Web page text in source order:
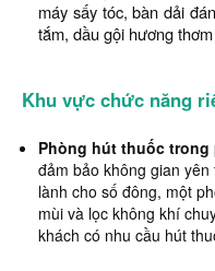
máy sấy tóc, bàn dải
tắm, dầu gội hương
Khu vực chức năng
Phòng hút thuốc
đảm bảo không gian
lành cho số đông, một
mùi và lọc không khí
khách có nhu cầu hút